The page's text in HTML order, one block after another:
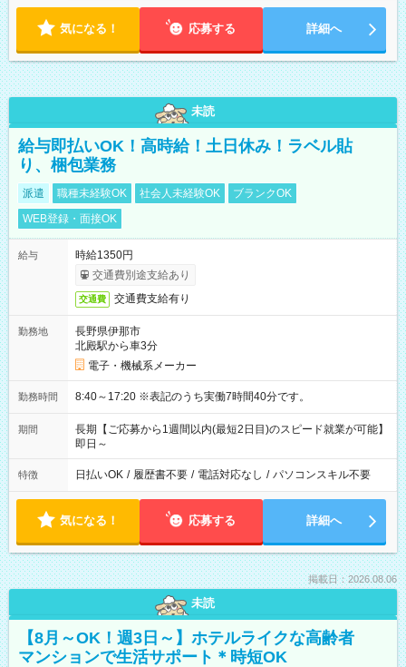
気になる！ 応募する 詳細へ
未読
給与即払いOK！高時給！土日休み！ラベル貼
り、梱包業務
派遣 職種未経験OK 社会人未経験OK
ブランクOK
WEB登録・面接OK
給与
時給1350円
交通費別途支給あり
交通費 交通費支給有り
勤務地
長野県伊那市
北殿駅から車3分
電子・機械系メーカー
勤務時間 8:40～17:20 ※表記のうち実働7時間40分です。
期間
長期【ご応募から1週間以内(最短2日目)のスピード就業が可能】
即日～
特徴 日払いOK / 履歴書不要 / 電話対応なし / パソコンスキル不要
気になる！ 応募する 詳細へ
掲載日：2026.08.06
未読
【8月～OK！週3日～】ホテルライクな高齢者
マンションで生活サポート＊時短OK